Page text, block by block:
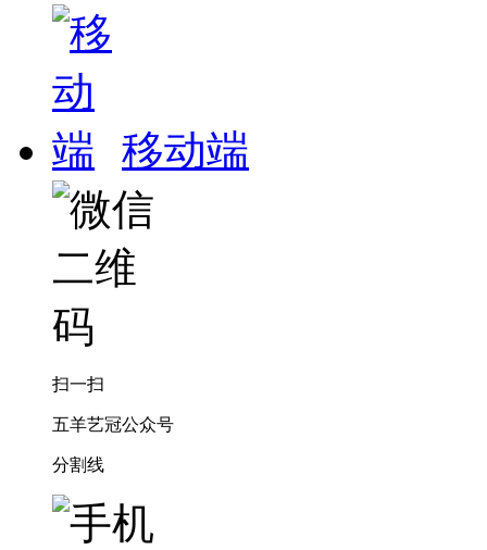
移动端
扫一扫
五羊艺冠公众号
分割线